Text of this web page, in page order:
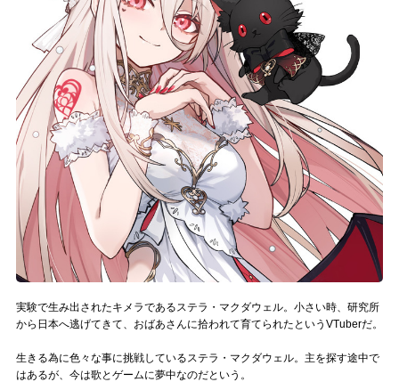
muevoクラウドファンディング
muevoコミュニティ
ぶいクラ！by muevo
ぶいコミュ！by muevo
ぶいマガ！ by muevo
Follow us
Official SNS
実験で生み出されたキメラであるステラ・マクダウェル。小さい時、研究所
から日本へ逃げてきて、おばあさんに拾われて育てられたというVTuberだ。
生きる為に色々な事に挑戦しているステラ・マクダウェル。主を探す途中で
はあるが、今は歌とゲームに夢中なのだという。